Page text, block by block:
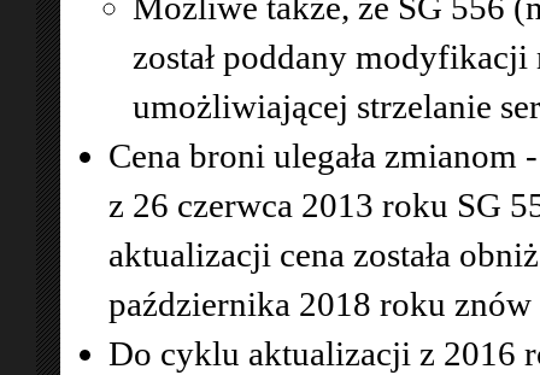
został poddany
umożliwiającej strzelanie
Cena broni ulegała
z 26 czerwca 2013 roku SG
aktualizacji cena została
października 2018 roku
Do cyklu aktualizacji z 2016